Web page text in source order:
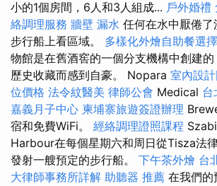
小的1個房間，6人和3人組成... 戶外婚禮
絡調理服務 牆壁 漏水 任何在水中厭倦
步行船上看區域。 多樣化外燴自助餐選擇
物館是在舊酒窖的一個分支機構中創建
歷史收藏而感到自豪。 Nopara 室內設
位價格 法令紋醫美 律師公會 Medical 台
嘉義月子中心 柬埔寨旅遊簽證辦理
宿和免費WiFi。 經絡調理證照課程
Harbour在每個星期六和周日從Tisza法
發射一艘預定的步行船。 下午茶外燴 台
大律師事務所詳解 助聽器 推薦 在我們的